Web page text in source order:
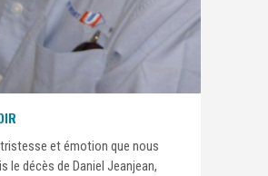
et émotion que nous
le décès de Daniel Jeanjean,